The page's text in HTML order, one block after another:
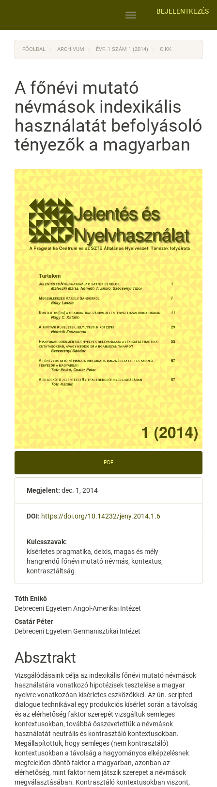
BEJELENTKEZÉS
Toggle
FŐOLDAL ARCHÍVUM ÉVF. 1 SZÁM 1 (2014) CIKK
A főnévi mutató
névmások indexikális
használatát befolyásoló
tényezők a magyarban
PDF
Megjelent: dec. 1, 2014
DOI: https://doi.org/10.14232/jeny.2014.1.6
Kulcsszavak:
kísérletes pragmatika, deixis, magas és mély
hangrendű főnévi mutató névmás, kontextus,
kontrasztáltság
Main
Article
Content
Tóth Enikő
Debreceni Egyetem Angol-Amerikai Intézet
Csatár Péter
Debreceni Egyetem Germanisztikai Intézet
Absztrakt
Vizsgálódásaink célja az indexikális főnévi mutató névmások
használatára vonatkozó hipotézisek tesztelése a magyar
nyelvre vonatkozóan kísérletes eszközökkel. Az ún. scripted
dialogue technikával egy produkciós kísérlet során a távolság
és az elérhetőség faktor szerepét vizsgáltuk semleges
kontextusokban, továbbá összevetettük a névmások
használatát neutrális és kontrasztáló kontextusokban.
Megállapítottuk, hogy semleges (nem kontrasztáló)
kontextusokban a távolság a hagyományos elképzelésnek
megfelelően döntő faktor a magyarban, azonban az
elérhetőség, mint faktor nem játszik szerepet a névmások
megválasztásában. Kontrasztáló kontextusokban viszont,